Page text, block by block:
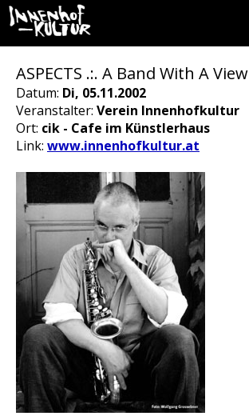
ASPECTS .:. A Band With A View
Datum: Di, 05.11.2002
Veranstalter: Verein Innenhofkultur
Ort: cik - Cafe im Künstlerhaus
Link: www.innenhofkultur.at